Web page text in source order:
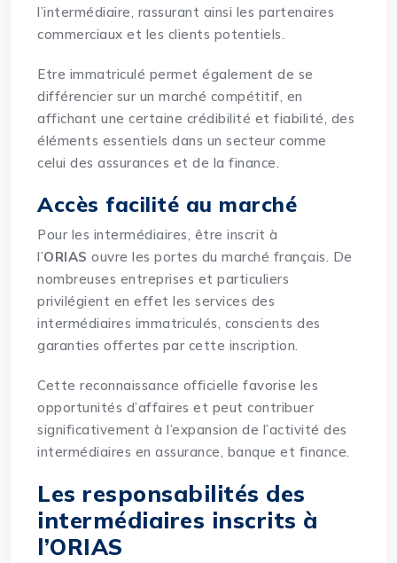
l’intermédiaire, rassurant ainsi les partenaires
commerciaux et les clients potentiels.
Etre immatriculé permet également de se
différencier sur un marché compétitif, en
affichant une certaine crédibilité et fiabilité, des
éléments essentiels dans un secteur comme
celui des assurances et de la finance.
Accès facilité au marché
Pour les intermédiaires, être inscrit à
l’ORIAS ouvre les portes du marché français. De
nombreuses entreprises et particuliers
privilégient en effet les services des
intermédiaires immatriculés, conscients des
garanties offertes par cette inscription.
Cette reconnaissance officielle favorise les
opportunités d’affaires et peut contribuer
significativement à l’expansion de l’activité des
intermédiaires en assurance, banque et finance.
Les responsabilités des
intermédiaires inscrits à
l’ORIAS